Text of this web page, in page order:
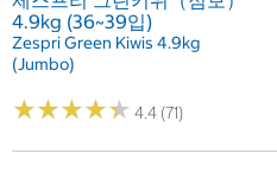
4.9kg (36~39입)
Zespri Green Kiwis 4.9kg
(Jumbo)
★★★★★
★★★★★ 4.4 (71)